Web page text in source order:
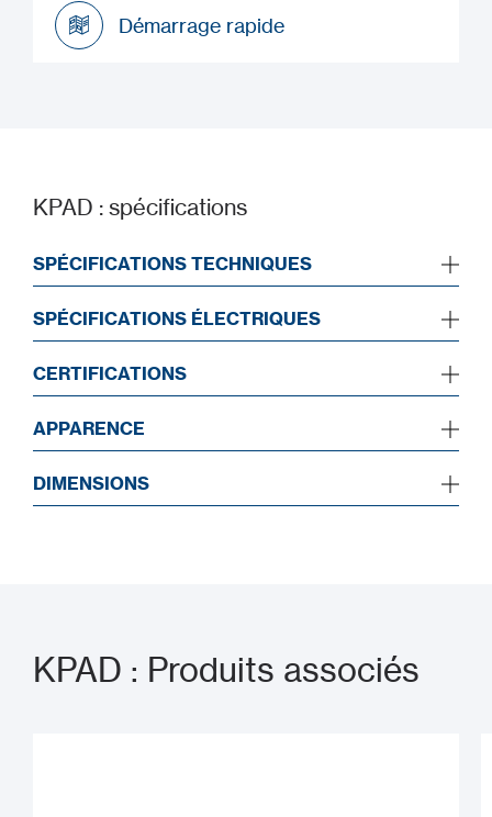
Démarrage rapide
KPAD : spécifications
SPÉCIFICATIONS TECHNIQUES
SPÉCIFICATIONS ÉLECTRIQUES
CERTIFICATIONS
APPARENCE
DIMENSIONS
KPAD : Produits associés